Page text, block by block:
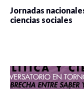
Jornadas
ciencias sociales